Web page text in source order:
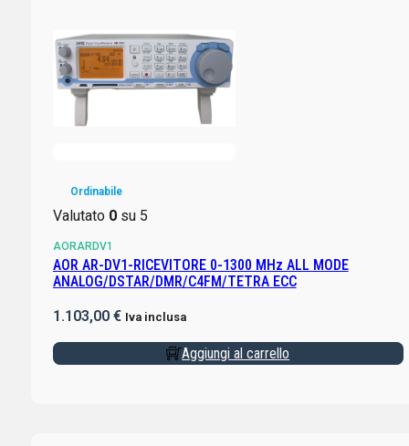
Ordinabile
Valutato 0su 5
AORARDV1
AOR AR-DV1-RICEVITORE 0-1300 MHz ALL MODE
ANALOG/DSTAR/DMR/C4FM/TETRA ECC
1.103,00 € Iva inclusa
Aggiungi al carrello